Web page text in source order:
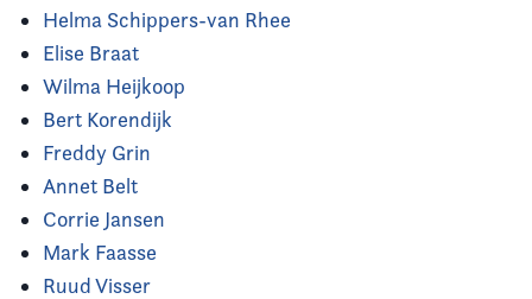
Helma Schippers-van Rhee
Elise Braat
Wilma Heijkoop
Bert Korendijk
Freddy Grin
Annet Belt
Corrie Jansen
Mark Faasse
Ruud Visser